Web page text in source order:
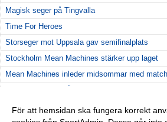
Magisk seger på Tingvalla
Time For Heroes
Storseger mot Uppsala gav semifinalplats
Stockholm Mean Machines stärker upp laget
Mean Machines inleder midsommar med
Första matchen av två på Behrn Arena
För att hemsidan ska fungera korrekt